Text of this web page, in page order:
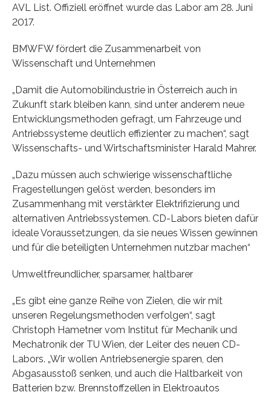
AVL List. Offiziell eröffnet wurde das Labor am 28. Juni
2017.
BMWFW fördert die Zusammenarbeit von
Wissenschaft und Unternehmen
„Damit die Automobilindustrie in Österreich auch in
Zukunft stark bleiben kann, sind unter anderem neue
Entwicklungsmethoden gefragt, um Fahrzeuge und
Antriebssysteme deutlich effizienter zu machen“, sagt
Wissenschafts- und Wirtschaftsminister Harald Mahrer.
„Dazu müssen auch schwierige wissenschaftliche
Fragestellungen gelöst werden, besonders im
Zusammenhang mit verstärkter Elektrifizierung und
alternativen Antriebssystemen. CD-Labors bieten dafür
ideale Voraussetzungen, da sie neues Wissen gewinnen
und für die beteiligten Unternehmen nutzbar machen“
Umweltfreundlicher, sparsamer, haltbarer
„Es gibt eine ganze Reihe von Zielen, die wir mit
unseren Regelungsmethoden verfolgen“, sagt
Christoph Hametner vom Institut für Mechanik und
Mechatronik der TU Wien, der Leiter des neuen CD-
Labors. „Wir wollen Antriebsenergie sparen, den
Abgasausstoß senken, und auch die Haltbarkeit von
Batterien bzw. Brennstoffzellen in Elektroautos